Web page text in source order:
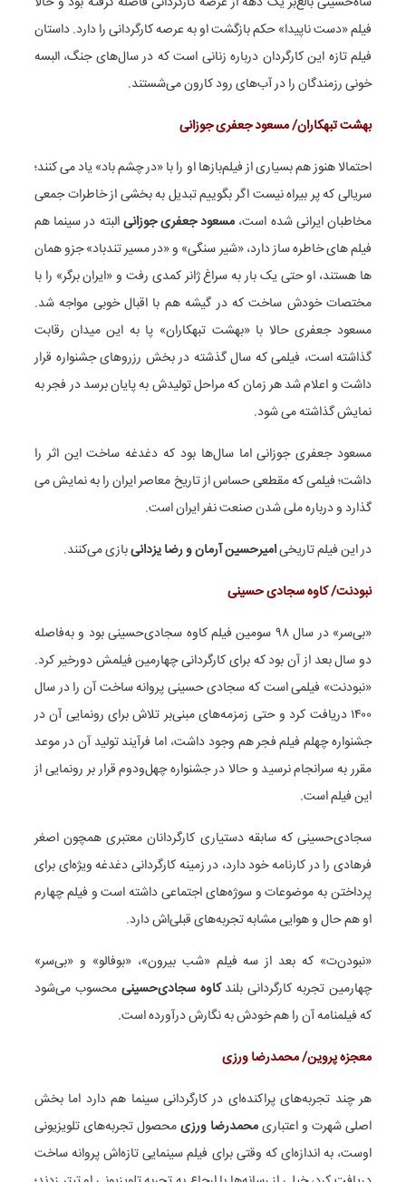
فیلم «دست ناپیدا» حکم بازگشت او به عرصه کارگردانی را دارد. داستان
فیلم تازه این کارگردان درباره زنانی است که در سال‌های جنگ، البسه
خونی رزمندگان را در آب‌های رود کارون می‌شستند.
بهشت تبهکاران/ مسعود جعفری جوزانی
احتمالا هنوز هم بسیاری از فیلم‌بازها او را با «در چشم باد» یاد می کنند؛
سریالی که پر بیراه نیست اگر بگوییم تبدیل به بخشی از خاطرات جمعی
مخاطبان ایرانی شده است، مسعود جعفری جوزانیالبته در سینما هم
فیلم های خاطره ساز دارد، «شیر سنگی» و «در مسیر تندباد» جزو همان
ها هستند، او حتی یک بار به سراغ ژانر کمدی رفت و «ایران برگر» را با
مختصات خودش ساخت که در گیشه هم با اقبال خوبی مواجه شد.
مسعود جعفری حالا با «بهشت تبهکاران» پا به این میدان رقابت
گذاشته است، فیلمی که سال گذشته در بخش رزروهای جشنواره قرار
داشت و اعلام شد هر زمان که مراحل تولیدش به پایان برسد در فجر به
نمایش گذاشته می شود.
مسعود جعفری جوزانی اما سال‌ها بود که دغدغه ساخت این اثر را
داشت؛ فیلمی که مقطعی حساس از تاریخ معاصر ایران را به نمایش می
گذارد و درباره ملی شدن صنعت نفر ایران است.
در این فیلم تاریخیامیرحسین آرمان و رضا یزدانیبازی می‌کنند.
نبودنت/ کاوه سجادی حسینی
«بی‌سر» در سال ۹۸ سومین فیلم کاوه سجادی‌حسینی بود و به‌فاصله
دو سال بعد از آن بود که برای کارگردانی چهارمین فیلمش دورخیر کرد.
«نبودنت» فیلمی است که سجادی حسینی پروانه ساخت آن را در سال
۱۴۰۰ دریافت کرد و حتی زمزمه‌های مبنی‌بر تلاش برای رونمایی آن در
جشنواره چهلم فیلم فجر هم وجود داشت، اما فرآیند تولید آن در موعد
مقرر به سرانجام نرسید و حالا در جشنواره چهل‌ودوم قرار بر رونمایی از
این فیلم است.
سجادی‌حسینی که سابقه دستیاری کارگردانان معتبری همچون اصغر
فرهادی را در کارنامه خود دارد، در زمینه کارگردانی دغدغه ویژه‌ای برای
پرداختن به موضوعات و سوژه‌های اجتماعی داشته است و فیلم چهارم
او هم حال و هوایی مشابه تجربه‌های قبلی‌اش دارد.
«نبودن‌ت» که بعد از سه فیلم «شب بیرون»، «بوفالو» و «بی‌سر»
چهارمین تجربه کارگردانی بلندکاوه سجادی‌حسینی محسوب می‌شود
که فیلمنامه آن را هم خودش به نگارش درآورده است.
معجزه پروین/ محمدرضا ورزی
هر چند تجربه‌های پراکنده‌ای در کارگردانی سینما هم دارد اما بخش
اصلی شهرت و اعتباریمحمدرضا ورزیمحصول تجربه‌های تلویزیونی
اوست، به اندازه‌ای که وقتی برای فیلم سینمایی تازه‌اش پروانه ساخت